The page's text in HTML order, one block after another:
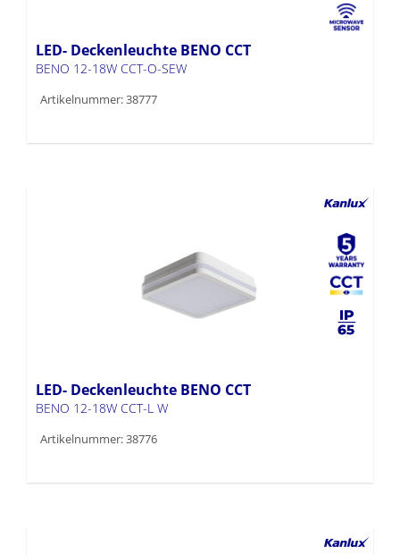
LED- Deckenleuchte BENO CCT
BENO 12-18W CCT-O-SEW
Artikelnummer: 38777
LED- Deckenleuchte BENO CCT
BENO 12-18W CCT-L W
Artikelnummer: 38776